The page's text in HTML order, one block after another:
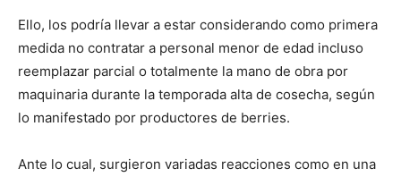
Ello, los podría llevar a estar considerando como primera
medida no contratar a personal menor de edad incluso
reemplazar parcial o totalmente la mano de obra por
maquinaria durante la temporada alta de cosecha, según
lo manifestado por productores de berries.
Ante lo cual, surgieron variadas reacciones como en una